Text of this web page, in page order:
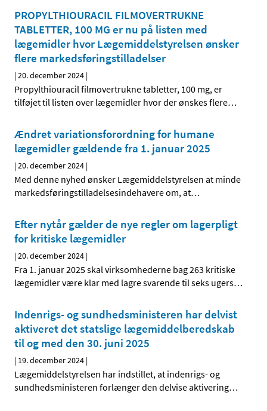
PROPYLTHIOURACIL FILMOVERTRUKNE
TABLETTER, 100 MG er nu på listen med
lægemidler hvor Lægemiddelstyrelsen ønsker
flere markedsføringstilladelser
|20. december 2024 |
Propylthiouracil filmovertrukne tabletter, 100 mg, er
tilføjet til listen over lægemidler hvor der ønskes flere…
Ændret variationsforordning for humane
lægemidler gældende fra 1. januar 2025
|20. december 2024 |
Med denne nyhed ønsker Lægemiddelstyrelsen at minde
markedsføringstilladelsesindehavere om, at…
Efter nytår gælder de nye regler om lagerpligt
for kritiske lægemidler
|20. december 2024 |
Fra 1. januar 2025 skal virksomhederne bag 263 kritiske
lægemidler være klar med lagre svarende til seks ugers…
Indenrigs- og sundhedsministeren har delvist
aktiveret det statslige lægemiddelberedskab
til og med den 30. juni 2025
| 19. december 2024 |
Lægemiddelstyrelsen har indstillet, at indenrigs- og
sundhedsministeren forlænger den delvise aktivering…